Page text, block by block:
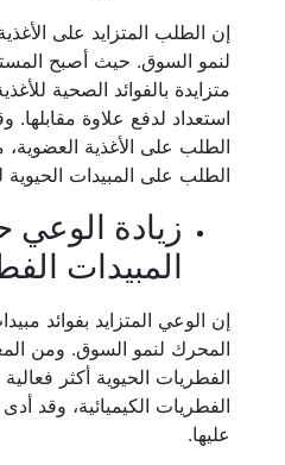
إن الطلب المتزايد على
لنمو السوق. حيث أصبح
متزايدة بالفوائد الصحية
استعداد لدفع علاوة مقابلها.
الطلب على الأغذية العضوية،
الطلب على المبيدات الحيوية
زيادة الوعي
المبيدات
إن الوعي المتزايد بفوائد
المحرك لنمو السوق. ومن
الفطريات الحيوية أكثر
الفطريات الكيميائية، وقد
عليها.